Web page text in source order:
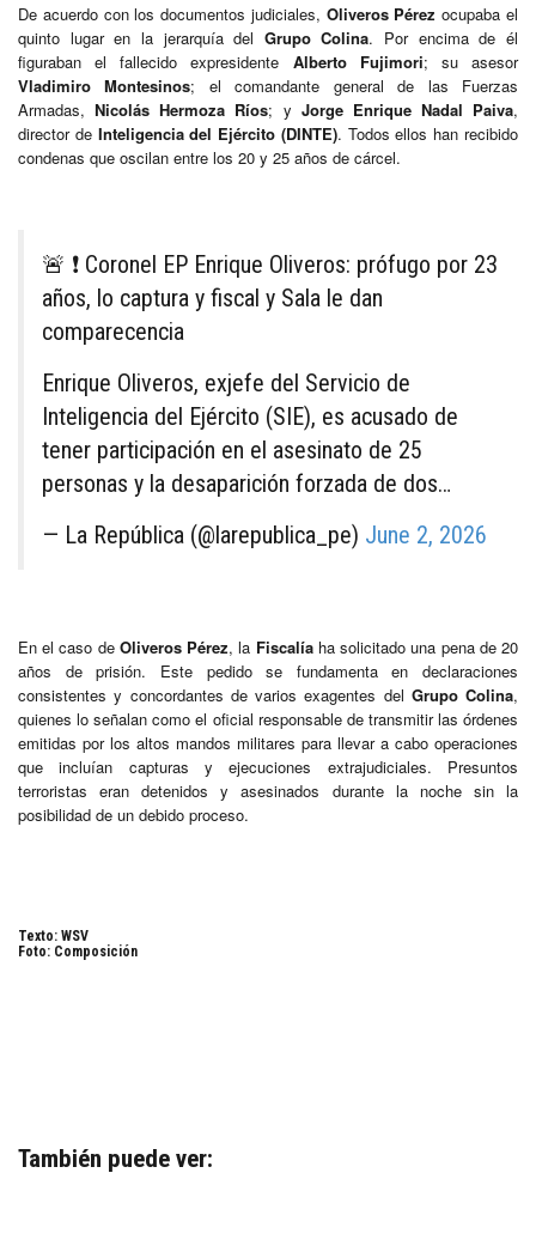
De acuerdo con los documentos judiciales, Oliveros Pérez ocupaba el
quinto lugar en la jerarquía del Grupo Colina. Por encima de él
figuraban el fallecido expresidente Alberto Fujimori; su asesor
Vladimiro Montesinos; el comandante general de las Fuerzas
Armadas,Nicolás Hermoza Ríos; y Jorge Enrique Nadal Paiva,
director de Inteligencia del Ejército (DINTE). Todos ellos han recibido
condenas que oscilan entre los 20 y 25 años de cárcel.
🚨 ❗ Coronel EP Enrique Oliveros: prófugo por 23
años, lo captura y fiscal y Sala le dan
comparecencia
Enrique Oliveros, exjefe del Servicio de
Inteligencia del Ejército (SIE), es acusado de
tener participación en el asesinato de 25
personas y la desaparición forzada de dos…
— La República (@larepublica_pe) June 2, 2026
En el caso de Oliveros Pérez, la Fiscalíaha solicitado una pena de 20
años de prisión. Este pedido se fundamenta en declaraciones
consistentes y concordantes de varios exagentes del Grupo Colina,
quienes lo señalan como el oficial responsable de transmitir las órdenes
emitidas por los altos mandos militares para llevar a cabo operaciones
que incluían capturas y ejecuciones extrajudiciales. Presuntos
terroristas eran detenidos y asesinados durante la noche sin la
posibilidad de un debido proceso.
Texto: WSV
Foto: Composición
También puede ver: